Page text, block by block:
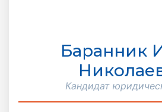
Баранник
Кандидат